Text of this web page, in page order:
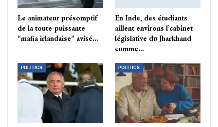
Le animateur présomptif
de la toute-puissante
“mafia irlandaise” avisé…
En Inde, des étudiants
aillent environs l’cabinet
législative du Jharkhand
comme…
POLITICS POLITICS